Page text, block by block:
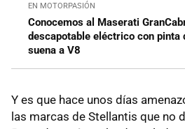
EN MOTORPASIÓN
Conocemos al Maserati
descapotable eléctrico con pinta
suena a V8
Y es que hace unos días
las marcas de Stellantis que no